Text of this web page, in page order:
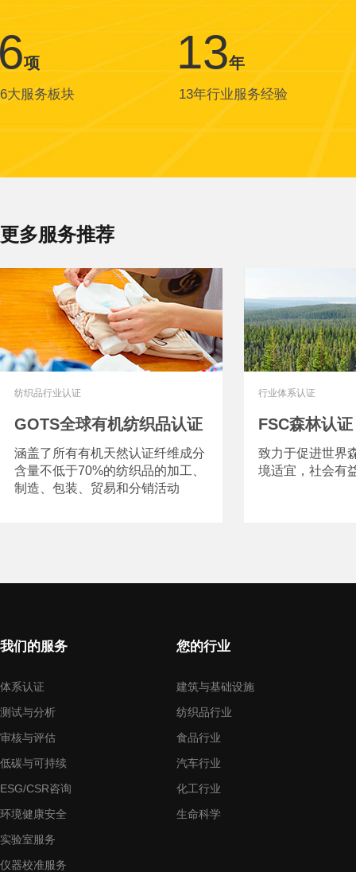
项
6大服务板块
13年
13年行业服务经验
更多服务推荐
纺织品行业认证
GOTS全球有机纺织品认证
涵盖了所有有机天然认证纤维成分
含量不低于70%的纺织品的加工、
制造、包装、贸易和分销活动
行业体系认证
FSC森林认证
致力于促进世界
境适宜，社会有
我们的服务
体系认证
测试与分析
审核与评估
低碳与可持续
ESG/CSR咨询
环境健康安全
实验室服务
仪器校准服务
您的行业
建筑与基础设施
纺织品行业
食品行业
汽车行业
化工行业
生命科学